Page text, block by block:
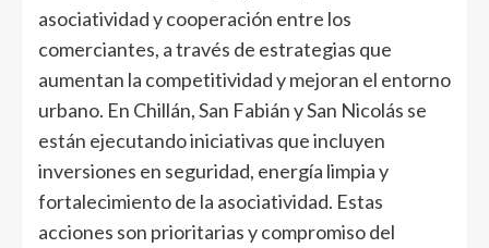
asociatividad y cooperación entre los
comerciantes, a través de estrategias que
aumentan la competitividad y mejoran el entorno
urbano. En Chillán, San Fabián y San Nicolás se
están ejecutando iniciativas que incluyen
inversiones en seguridad, energía limpia y
fortalecimiento de la asociatividad. Estas
acciones son prioritarias y compromiso del